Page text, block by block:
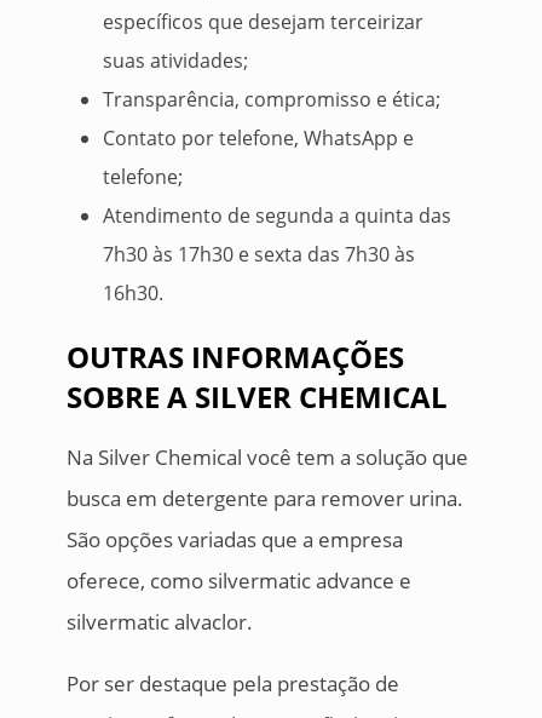
específicos que desejam terceirizar
suas atividades;
Transparência, compromisso e ética;
Contato por telefone, WhatsApp e
telefone;
Atendimento de segunda a quinta das
7h30 às 17h30 e sexta das 7h30 às
16h30.
OUTRAS INFORMAÇÕES
SOBRE A SILVER CHEMICAL
Na Silver Chemical você tem a solução que
busca em detergente para remover urina.
São opções variadas que a empresa
oferece, como silvermatic advance e
silvermatic alvaclor.
Por ser destaque pela prestação de